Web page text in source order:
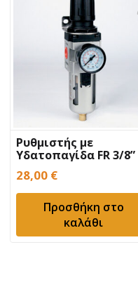
Ρυθμιστής με
Υδατοπαγίδα FR 3/8”
BULLE
28,00 €
Προσθήκη στο
καλάθι